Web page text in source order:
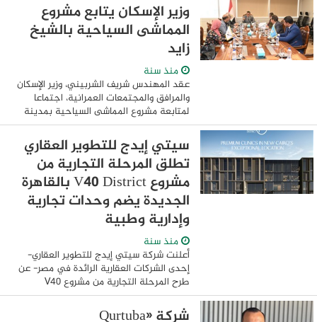
وزير الإسكان يتابع مشروع
المماشى السياحية بالشيخ
زايد
منذ سنة
عقد المهندس شريف الشربيني، وزير الإسكان
والمرافق والمجتمعات العمرانية، اجتماعا
لمتابعة مشروع المماشى السياحية بمدينة
الشيخ زايد، وذلك بحضور مسئولي الوزارة
وهيئة المجتمعات العمرانية الجديدة، ورئيس
...
سيتي إيدج للتطوير العقاري
تطلق المرحلة التجارية من
مشروع V40 District بالقاهرة
الجديدة يضم وحدات تجارية
وإدارية وطبية
منذ سنة
أعلنت شركة سيتي إيدج للتطوير العقاري-
إحدى الشركات العقارية الرائدة في مصر- عن
طرح المرحلة التجارية من مشروع V40
District بالقاهرة الجديدة على مساحة 20
شركة «Qurtuba